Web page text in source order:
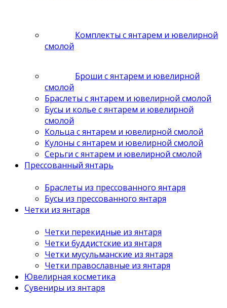
Комплекты с янтарем и ювелирной
смолой
Броши с янтарем и ювелирной
смолой
Браслеты с янтарем и ювелирной смолой
Бусы и колье с янтарем и ювелирной
смолой
Кольца с янтарем и ювелирной смолой
Кулоны с янтарем и ювелирной смолой
Серьги с янтарем и ювелирной смолой
Прессованный янтарь
Браслеты из прессованного янтаря
Бусы из прессованного янтаря
Четки из янтаря
Четки перекидные из янтаря
Четки буддистские из янтаря
Четки мусульманские из янтаря
Четки православные из янтаря
Ювелирная косметика
Сувениры из янтаря